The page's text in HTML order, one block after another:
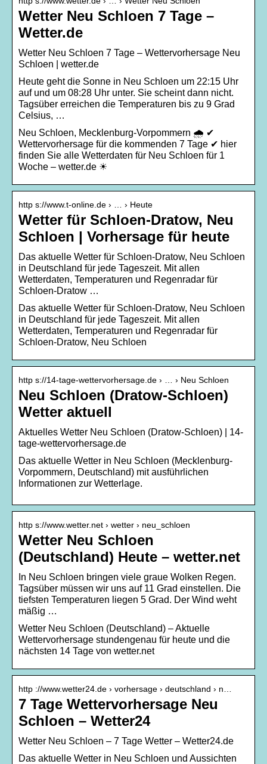
Wetter Neu Schloen 7 Tage –
Wetter.de
Wetter Neu Schloen 7 Tage – Wettervorhersage Neu
Schloen | wetter.de
Heute geht die Sonne in Neu Schloen um 22:15 Uhr
auf und um 08:28 Uhr unter. Sie scheint dann nicht.
Tagsüber erreichen die Temperaturen bis zu 9 Grad
Celsius, …
Neu Schloen, Mecklenburg-Vorpommern 🌧️ ✔
Wettervorhersage für die kommenden 7 Tage ✔ hier
finden Sie alle Wetterdaten für Neu Schloen für 1
Woche – wetter.de ☀
http s://www.t-online.de › … › Heute
Wetter für Schloen-Dratow, Neu
Schloen | Vorhersage für heute
Das aktuelle Wetter für Schloen-Dratow, Neu Schloen
in Deutschland für jede Tageszeit. Mit allen
Wetterdaten, Temperaturen und Regenradar für
Schloen-Dratow …
Das aktuelle Wetter für Schloen-Dratow, Neu Schloen
in Deutschland für jede Tageszeit. Mit allen
Wetterdaten, Temperaturen und Regenradar für
Schloen-Dratow, Neu Schloen
http s://14-tage-wettervorhersage.de › … › Neu Schloen
Neu Schloen (Dratow-Schloen)
Wetter aktuell
Aktuelles Wetter Neu Schloen (Dratow-Schloen) | 14-
tage-wettervorhersage.de
Das aktuelle Wetter in Neu Schloen (Mecklenburg-
Vorpommern, Deutschland) mit ausführlichen
Informationen zur Wetterlage.
http s://www.wetter.net › wetter › neu_schloen
Wetter Neu Schloen
(Deutschland) Heute – wetter.net
In Neu Schloen bringen viele graue Wolken Regen.
Tagsüber müssen wir uns auf 11 Grad einstellen. Die
tiefsten Temperaturen liegen 5 Grad. Der Wind weht
mäßig …
Wetter Neu Schloen (Deutschland) – Aktuelle
Wettervorhersage stundengenau für heute und die
nächsten 14 Tage von wetter.net
http ://www.wetter24.de › vorhersage › deutschland › n…
7 Tage Wettervorhersage Neu
Schloen – Wetter24
Wetter Neu Schloen – 7 Tage Wetter – Wetter24.de
Das aktuelle Wetter in Neu Schloen und Aussichten